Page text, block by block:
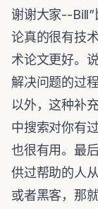
谢谢大家--Bill”
论真的很有技
术论文更好。
解决问题的过
以外，这种补
中搜索对你有
也很有用。最
供过帮助的人
或者黑客，那